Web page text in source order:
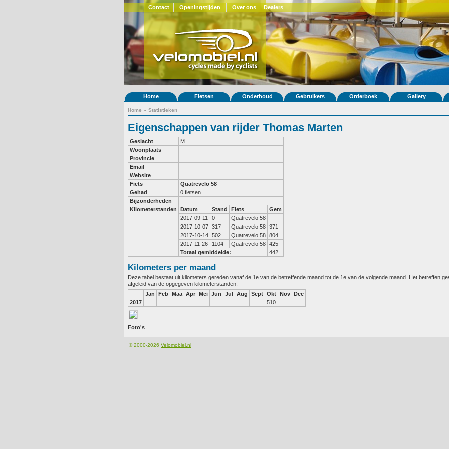
Contact Openingstijden Over ons Dealers
Home Fietsen Onderhoud Gebruikers Orderboek Gallery
Home » Statistieken
Eigenschappen van rijder Thomas Marten
Geslacht
M
Woonplaats
Provincie
Email
Website
Fiets
Quatrevelo 58
Gehad
0 fietsen
Bijzonderheden
Kilometerstanden
Datum Stand Fiets
Gem
2017-09-11
0 Quatrevelo 58 -
2017-10-07 317 Quatrevelo 58 371
2017-10-14 502 Quatrevelo 58 804
2017-11-26
1104 Quatrevelo 58 425
Totaal gemiddelde:
442
Kilometers per maand
Deze tabel bestaat uit kilometers gereden vanaf de 1e van de betreffende maand tot de 1e van de volgende maand. Het betreffen
afgeleid van de opgegeven kilometerstanden.
Jan
Feb Maa Apr Mei Jun Jul Aug Sept Okt Nov Dec
2017
510
Foto's
© 2000-2026 Velomobiel.nl